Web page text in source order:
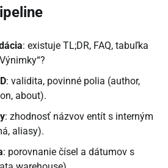
: existuje TL;DR, FAQ, tabuľka
: validita, povinné polia (author,
about).
: zhodnosť názvov entít s interným
aliasy).
: porovnanie čísel a dátumov s